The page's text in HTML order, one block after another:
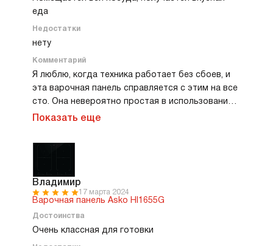
еда
Недостатки
нету
Комментарий
Я люблю, когда техника работает без сбоев, и
эта варочная панель справляется с этим на все
сто. Она невероятно простая в использовании и
очень функциональная. После её установки
приятнее. Конфорки нагреваются почти
блюдо. Есть и другие плюсы. Стильный дизайн,
никаких лишних деталей. Она не только удобна,
кухни. При этом я не испытываю никаких
проблем с её обслуживанием. За всю
Показать еще
Владимир
17 марта 2024
Варочная панель Asko HI1655G
Достоинства
Очень классная для готовки